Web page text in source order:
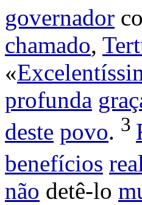
governador
chamado,
«
profunda
deste povo. 3
benefícios
não detê-lo